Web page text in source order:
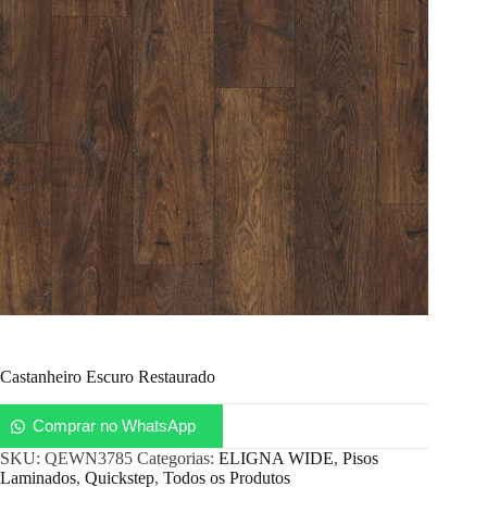
Castanheiro Escuro Restaurado
Comprar no WhatsApp
SKU: QEWN3785 Categorias: ELIGNA WIDE, Pisos
Laminados, Quickstep, Todos os Produtos